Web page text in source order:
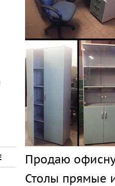
Продаю
Столы прямые